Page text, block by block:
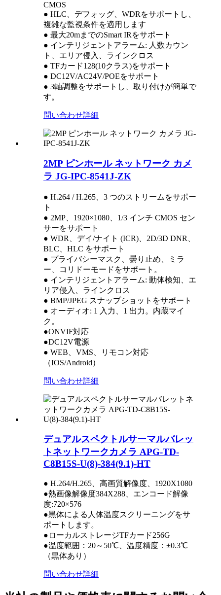
CMOS
● HLC、デフォッグ、WDRをサポートし、
複雑な監視条件を適用します
● 最大20mまでのSmart IRをサポート
● インテリジェントアラーム: 人数カウン
ト、エリア侵入、ラインクロス
● TFカード128(10クラス)をサポート
● DC12V/AC24V/POEをサポート
● 3軸調整をサポートし、取り付けが簡単で
す。
問い合わせ詳細
2MP ピンホール ネットワーク カメ
ラ JG-IPC-8541J-ZK
● H.264 / H.265、3 つのストリームをサポー
ト
● 2MP、1920×1080、1/3 インチ CMOS セン
サーをサポート
● WDR、デイ/ナイト (ICR)、2D/3D DNR、
BLC、HLC をサポート
● プライバシーマスク、曇り止め、ミラ
ー、コリドーモードをサポート。
● インテリジェントアラーム: 動体検知、エ
リア侵入、ラインクロス
● BMP/JPEG スナップショットをサポート
● オーディオ: 1 入力、1 出力。内蔵マイ
ク。
●ONVIF対応
●DC12V電源
● WEB、VMS、リモコン対応
（IOS/Android）
問い合わせ詳細
デュアルスペクトルサーマルバレッ
トネットワークカメラ APG-TD-
C8B15S-U(8)-384(9.1)-HT
● H.264/H.265、高画質解像度、1920X1080
●熱画像解像度384X288、エンコード解像
度:720×576
●黒体による人体温度スクリーニングをサ
ポートします。
●ローカルストレージTFカード256G
●温度範囲：20～50℃、温度精度：±0.3℃
（黒体あり）
問い合わせ詳細